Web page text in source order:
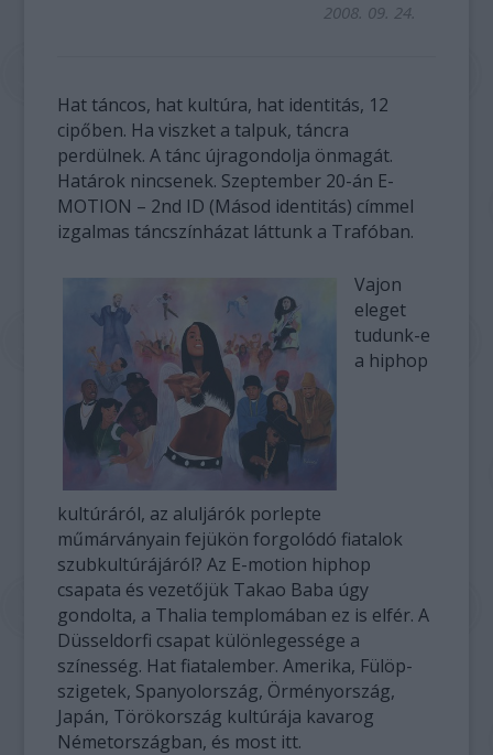
2008. 09. 24.
Hat táncos, hat kultúra, hat identitás, 12
cipőben. Ha viszket a talpuk, táncra
perdülnek. A tánc újragondolja önmagát.
Határok nincsenek. Szeptember 20-án E-
MOTION – 2nd ID (Másod identitás) címmel
izgalmas táncszínházat láttunk a Trafóban.
Vajon
eleget
tudunk-e
a hiphop
kultúráról, az aluljárók porlepte
műmárványain fejükön forgolódó fiatalok
szubkultúrájáról? Az E-motion hiphop
csapata és vezetőjük Takao Baba úgy
gondolta, a Thalia templomában ez is elfér. A
Düsseldorfi csapat különlegessége a
színesség. Hat fiatalember. Amerika, Fülöp-
szigetek, Spanyolország, Örményország,
Japán, Törökország kultúrája kavarog
Németországban, és most itt.